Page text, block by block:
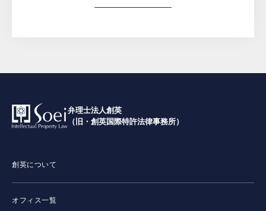
弁理士法人創英
（旧・創英国際特許法律事務所）
創英について
オフィス一覧